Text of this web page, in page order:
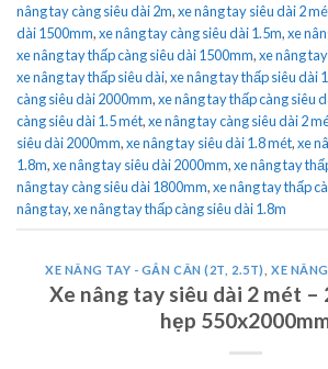
nâng tay càng siêu dài 2m,xe nâng tay siêu dài 2
dài 1500mm,xe nâng tay càng siêu dài 1.5m,xe
xe nâng tay thấp càng siêu dài 1500mm,xe nâng
xe nâng tay thấp siêu dài,xe nâng tay thấp siêu dài
càng siêu dài 2000mm,xe nâng tay thấp càng siêu
càng siêu dài 1.5 mét,xe nâng tay càng siêu dài 2
siêu dài 2000mm,xe nâng tay siêu dài 1.8 mét,xe
1.8m,xe nâng tay siêu dài 2000mm,xe nâng tay
nâng tay càng siêu dài 1800mm,xe nâng tay thấp
nâng tay,xe nâng tay thấp càng siêu dài 1.8m
XE NÂNG TAY - GẮN CÂN (2T, 2.5T) ,XE
Xe nâng tay siêu dài 2 mét –
hẹp